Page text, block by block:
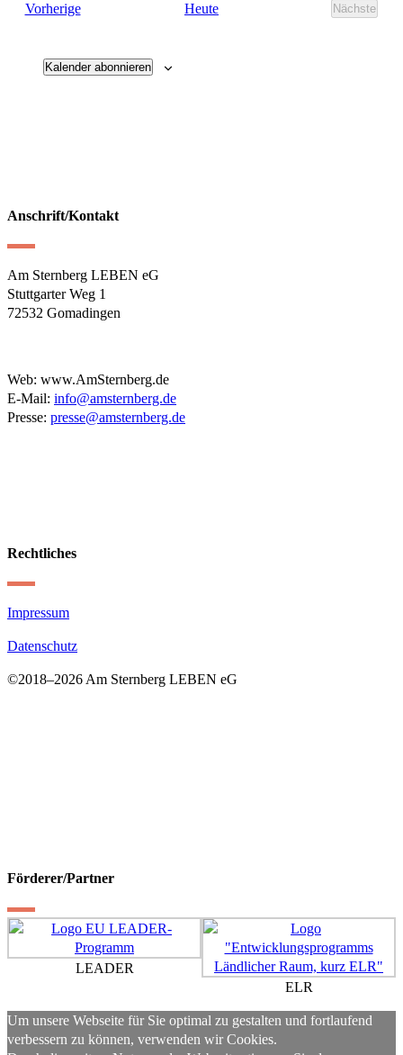
VorherigeVeranstaltungen Heute
Nächste
Kalender abonnieren
Anschrift/Kontakt
Am Sternberg LEBEN eG
Stuttgarter Weg 1
72532 Gomadingen
Web: www.AmSternberg.de
E-Mail: info@amsternberg.de
Presse: presse@amsternberg.de
Rechtliches
Impressum
Datenschutz
©2018–2026 Am Sternberg LEBEN eG
Förderer/Partner
LEADER
ELR
Um unsere Webseite für Sie optimal zu gestalten und fortlaufend
verbessern zu können, verwenden wir Cookies.